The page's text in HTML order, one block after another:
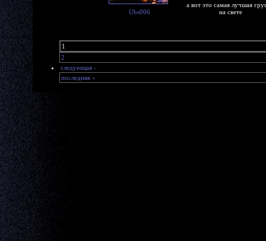
Ubs006
а вот это самая лучшая
на свете
1
2
следующая ›
последняя »